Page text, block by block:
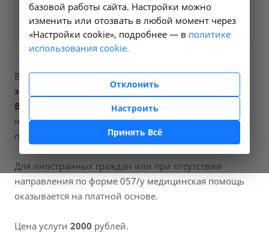
Заказать услугу
В наших клиниках мы проводимприем врача-
эндокринолога первичный, код услуги (НМУ)
B01.058.001
. Для граждан России, у которых есть
направление, медицинская помощь оказывается по
полису ОМС бесплатно.
Для иностранных граждан или при отсутствии
направления по форме 057/у медицинская помощь
оказывается на платной основе.
Цена услуги 2000 рублей.
базовой работы сайта. Настройки можно
изменить или отозвать в любой момент через
«Настройки cookie», подробнее — в политике
использования cookie.
Отклонить
Настроить
Принять Всё